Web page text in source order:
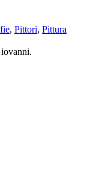
, Pittori, Pittura